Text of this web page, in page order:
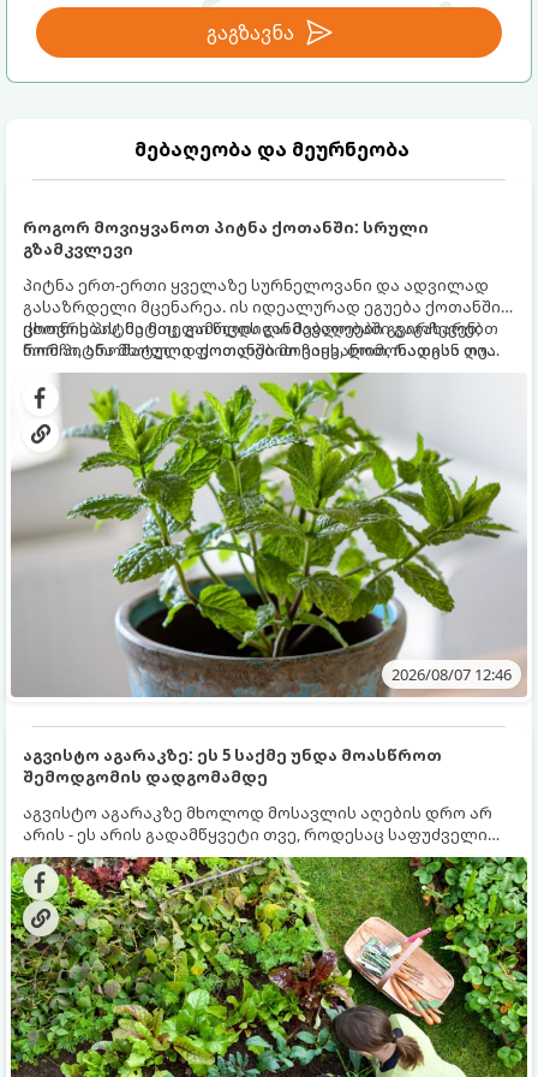
გაგზავნა
მებაღეობა და მეურნეობა
როგორ მოვიყვანოთ პიტნა ქოთანში: სრული
გზამკვლევი
პიტნა ერთ-ერთი ყველაზე სურნელოვანი და ადვილად
გასაზრდელი მცენარეა. ის იდეალურად ეგუება ქოთანში
ცხოვრებას, მეტიც, გამოცდილი მებაღეები გვირჩევენ,
რომ პიტნა მხოლოდ ქოთანში მოვიყვანოთ, რადგან ღია
გრუნტში (ბაღში) დარგვისას ის ფესვებით ძალიან
სწრაფად ვრცელდება და სხვა მცენარეებს ავიწროებს.
ქოთნის პიტნა მთელი წლის განმავლობაში გაგახარებთ
ნორჩი, არომატული ფოთლებით ჩაის, ლიმონათისა თუ
კერძებისთვის.
2026/08/07 12:46
აგვისტო აგარაკზე: ეს 5 საქმე უნდა მოასწროთ
შემოდგომის დადგომამდე
აგვისტო აგარაკზე მხოლოდ მოსავლის აღების დრო არ
არის - ეს არის გადამწყვეტი თვე, როდესაც საფუძველი
ეყრება მომავალი წლის მოსავალს და ბაღი მზადდება
შემოდგომა-ზამთრის სეზონისთვის. იმისათვის, რომ
ნიადაგმა ენერგია აღიდგინოს, ხოლო მცენარეებმა
ზამთარს გაუძლონ, აგვისტოს ბოლომდე 5
მნიშვნელოვანი საქმის გაკეთება უნდა მოასწროთ: